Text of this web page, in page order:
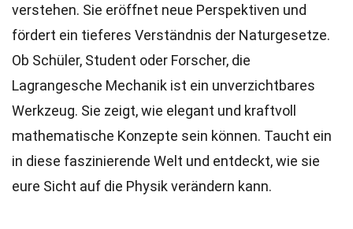
verstehen. Sie eröffnet neue Perspektiven und
fördert ein tieferes Verständnis der Naturgesetze.
Ob Schüler, Student oder Forscher, die
Lagrangesche Mechanik ist ein unverzichtbares
Werkzeug. Sie zeigt, wie elegant und kraftvoll
mathematische Konzepte sein können. Taucht ein
in diese faszinierende Welt und entdeckt, wie sie
eure Sicht auf die Physik verändern kann.